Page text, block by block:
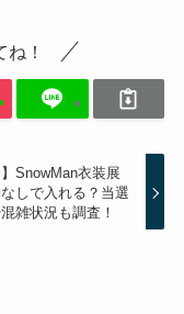
！
】SnowMan衣装展
しで入れる？当選
雑状況も調査！